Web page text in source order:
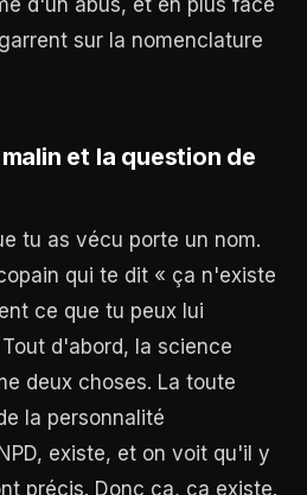
d'un abus, et en plus face
sur la nomenclature
et la question de
tu as vécu porte un nom.
qui te dit « ça n'existe
ce que tu peux lui
d'abord, la science
deux choses. La toute
la personnalité
existe, et on voit qu'il y
précis. Donc ça, ça existe.